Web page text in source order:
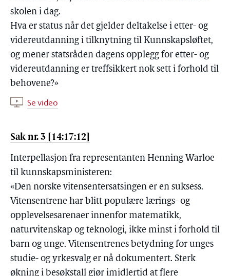
skolen i dag.
Hva er status når det gjelder deltakelse i etter- og
videreutdanning i tilknytning til Kunnskapsløftet,
og mener statsråden dagens opplegg for etter- og
videreutdanning er treffsikkert nok sett i forhold til
behovene?»
Se video
Sak nr. 3 [14:17:12]
Interpellasjon fra representanten Henning Warloe
til kunnskapsministeren:
«Den norske vitensentersatsingen er en suksess.
Vitensentrene har blitt populære lærings- og
opplevelsesarenaer innenfor matematikk,
naturvitenskap og teknologi, ikke minst i forhold til
barn og unge. Vitensentrenes betydning for unges
studie- og yrkesvalg er nå dokumentert. Sterk
økning i besøkstall gjør imidlertid at flere